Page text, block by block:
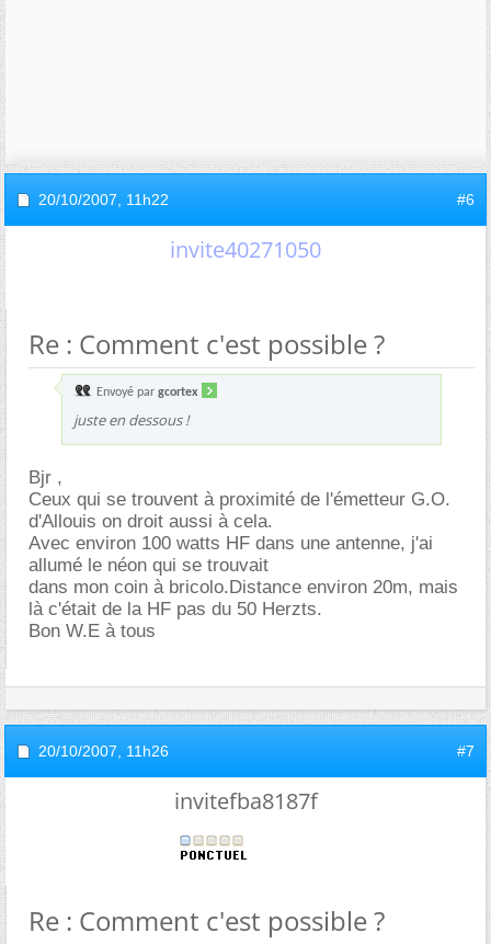
20/10/2007, 11h22 #6
invite40271050
Re : Comment c'est possible ?
Envoyé par gcortex
juste en dessous !
Bjr ,
Ceux qui se trouvent à proximité de l'émetteur G.O.
d'Allouis on droit aussi à cela.
Avec environ 100 watts HF dans une antenne, j'ai
allumé le néon qui se trouvait
dans mon coin à bricolo.Distance environ 20m, mais
là c'était de la HF pas du 50 Herzts.
Bon W.E à tous
20/10/2007, 11h26 #7
invitefba8187f
Re : Comment c'est possible ?